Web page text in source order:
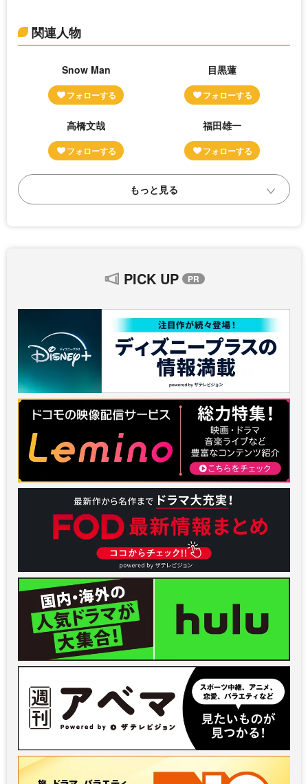
関連人物
Snow Man 目黒蓮
高橋文哉 福田雄一
PICK UP